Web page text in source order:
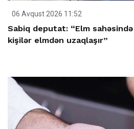
06 Avqust 2026 11:52
Sabiq deputat: “Elm sahəsində
kişilər elmdən uzaqlaşır”